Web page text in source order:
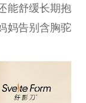
能舒缓长期抱
妈告别含胸驼